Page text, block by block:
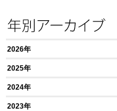
2026年
2025年
2024年
2023年